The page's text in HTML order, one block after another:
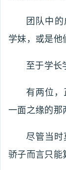
团队中
学妹，或是他
至于学长
有两位
一面之缘的那
尽管当时
骄子而言只能